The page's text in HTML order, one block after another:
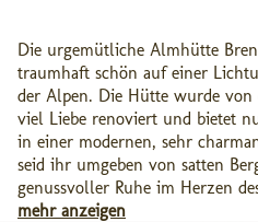
Die urgemütliche Almhütte
traumhaft schön auf einer
der Alpen. Die Hütte wurde
viel Liebe renoviert und bietet
in einer modernen, sehr
seid ihr umgeben von satten
genussvoller Ruhe im Herzen
mehr anzeigen